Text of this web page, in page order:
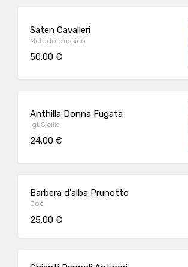
Saten Cavalleri
Metodo classico
50.00 €
Anthilla Donna Fugata
Igt Sicilia
24.00 €
Barbera d'alba Prunotto
Doc
25.00 €